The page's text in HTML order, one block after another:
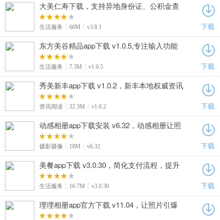
大美仁寿下载，支持异地身份证、公积金查
询、常见政务手机上就能办
生活服务 60M v3.8.1 下载
东方美谷精品app下载 v1.0.5,专注输入功能
无骚扰体验佳
生活服务 7.3M v1.0.5 下载
秀美新丰app下载 v1.0.2，新丰本地权威资讯
平台
资讯阅读 32.3M v1.0.2 下载
动感相册app下载安装 v6.32，动感相册让照
片动起来超简单
摄影摄像 18M v6.32 下载
美餐app下载 v3.0.30，简化支付流程，提升
订餐效率
生活服务 16.7M v3.0.30 下载
理理相册app官方下载 v11.04，让照片引爆
朋友圈，点赞率百分百